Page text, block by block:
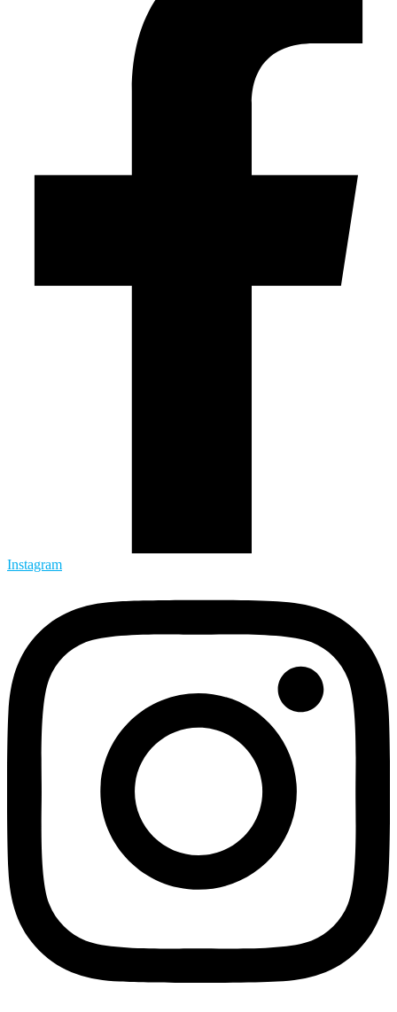
Instagram